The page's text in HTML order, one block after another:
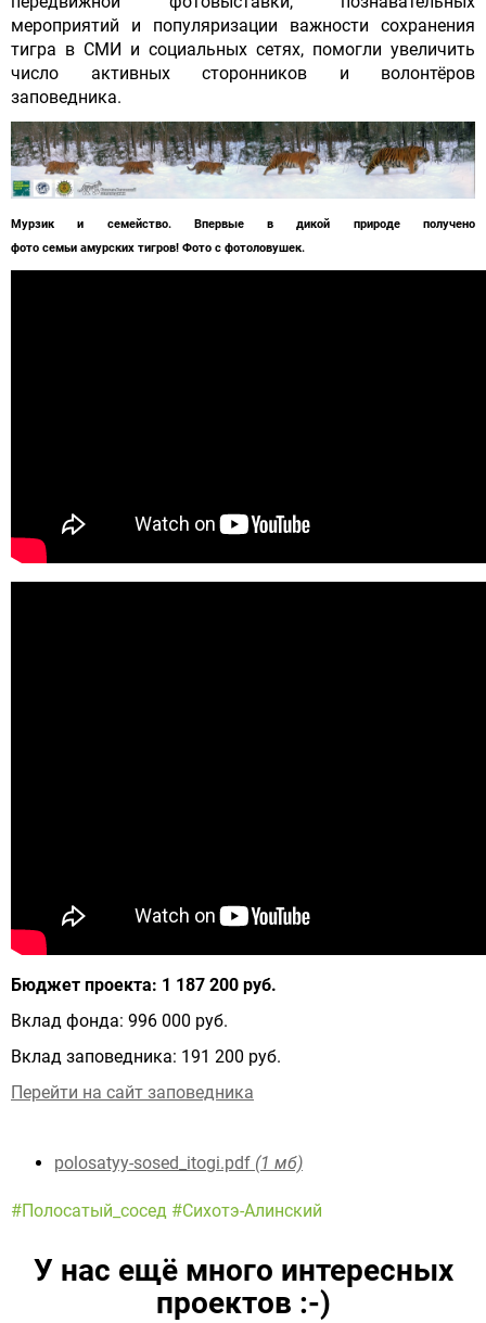
мероприятий и популяризации важности сохранения
тигра в СМИ и социальных сетях, помогли увеличить
число активных сторонников и волонтёров
заповедника.
Мурзик и семейство. Впервые в дикой природе получено
фото семьи амурских тигров! Фото с фотоловушек.
Бюджет проекта: 1 187 200 руб.
Вклад фонда: 996 000 руб.
Вклад заповедника: 191 200 руб.
Перейти на сайт заповедника
polosatyy-sosed_itogi.pdf (1 мб)
#Полосатый_сосед #Сихотэ-Алинский
У нас ещё много интересных
проектов :-)